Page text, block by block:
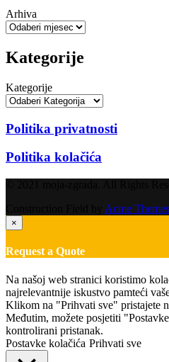
Arhiva
Kategorije
Kategorije
Politika privatnosti
Politika kolačića
Acme Themes
×
Request a Quote
Na našoj web stranici koristimo
najrelevantnije iskustvo pamteći
Klikom na "Prihvati sve" pristajete
Međutim, možete posjetiti
kontrolirani pristanak.
Postavke kolačića Prihvati sve